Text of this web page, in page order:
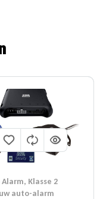
, Klasse 2
auto-alarm